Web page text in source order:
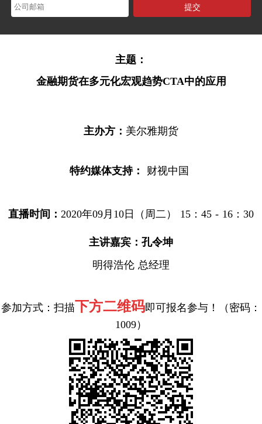
提交
主题：
金融期货在多元化宏观趋势CTA中的应用
主办方： 美尔雅期货
特约媒体支持： 财视中国
直播时间： 2020年09月10日（周二） 15：45 - 16：30
主讲嘉宾： 孔令坤
明得浩伦 总经理
参加方式：扫描下方二维码即可报名参与！（密码：
1009）